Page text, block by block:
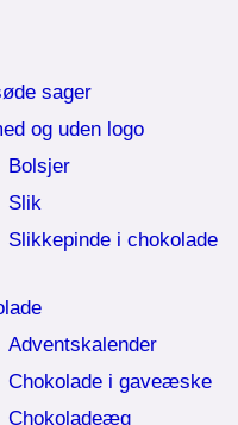
sager
og uden logo
Bolsjer
Slik
Slikkepinde i chokolade
Adventskalender
Chokolade i gaveæske
Chokoladeæg